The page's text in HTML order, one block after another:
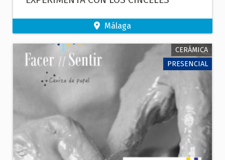
Málaga
CERÁMICA
PRESENCIAL